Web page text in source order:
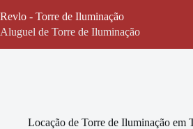
para
o
Revlo - Torre de Iluminação
Aluguel de Torre de Iluminação
Locação de Torre de Iluminação em